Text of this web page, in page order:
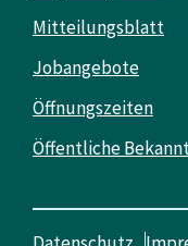
Mitteilungsblatt
Jobangebote
Öffnungszeiten
Öffentliche